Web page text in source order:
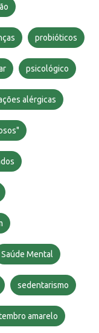
probióticos
psicológico
alérgicas
Saúde Mental
sedentarismo
amarelo